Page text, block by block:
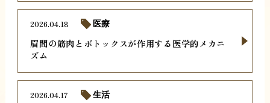
眉間の筋肉とボトックスが作用する医学的メカニ
ズム
2026.04.18 医療
2026.04.17 生活